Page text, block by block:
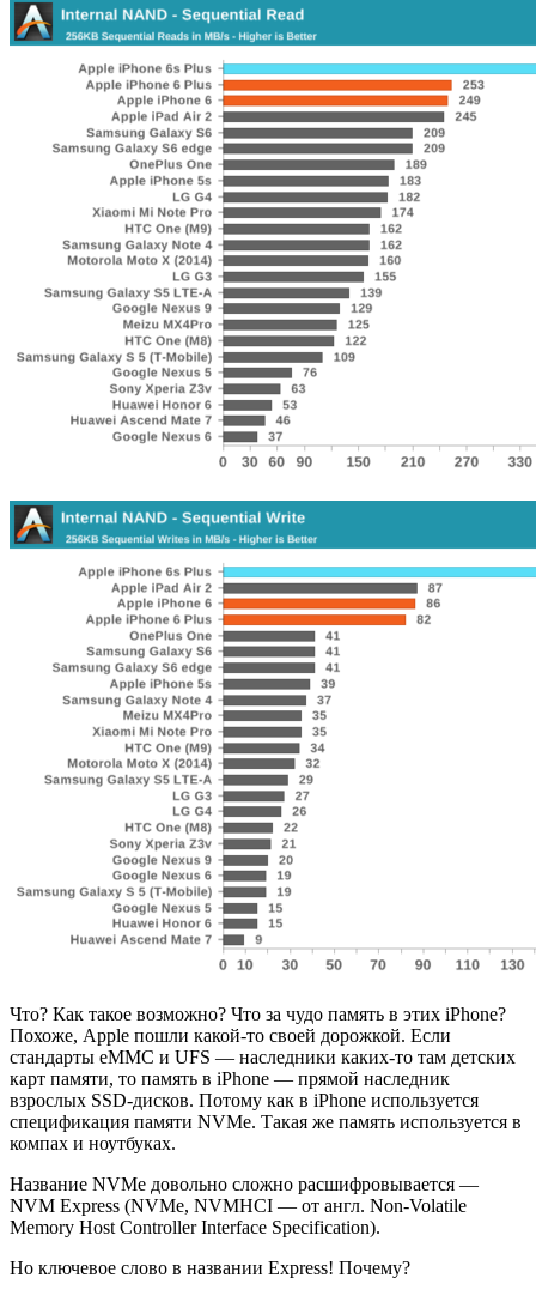
Что? Как такое возможно? Что за чудо память в этих iPhone?
Похоже, Apple пошли какой-то своей дорожкой. Если
стандарты eMMC и UFS — наследники каких-то там детских
карт памяти, то память в iPhone — прямой наследник
взрослых SSD-дисков. Потому как в iPhone используется
спецификация памяти NVMe. Такая же память используется в
компах и ноутбуках.
Название NVMe довольно сложно расшифровывается —
NVM Express (NVMe, NVMHCI — от англ. Non-Volatile
Memory Host Controller Interface Specification).
Но ключевое слово в названии Express! Почему?